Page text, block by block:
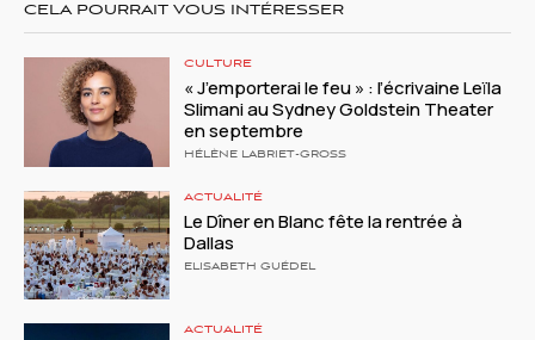
CELA POURRAIT VOUS INTÉRESSER
CULTURE
« J’emporterai le feu » : l’écrivaine Leïla
Slimani au Sydney Goldstein Theater
en septembre
HÉLÈNE LABRIET-GROSS
ACTUALITÉ
Le Dîner en Blanc fête la rentrée à
Dallas
ELISABETH GUÉDEL
ACTUALITÉ